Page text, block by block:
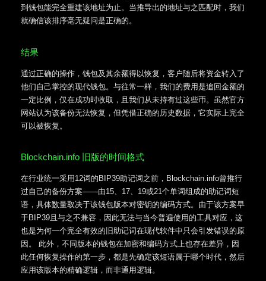
到钱包能完全重建该地址为止。当推导出的地址与之匹配时，我们
就确信该排序毫无疑问是正确的。
结果
通过正确的操作，钱包及其余额得以恢复，客户随后将资金转入了
他们自己掌控的现代钱包。与往常一样，我们的费用是追回金额的
一定比例，仅在成功时收取，且我们从未持有过这些币。虽然官方
网站认为该备份无法恢复，但凭借正确的历史数据，它实际上完全
可以被恢复。
Blockchain.info 旧版的时间格式
在行业统一采用12词的BIP39助记词之前，Blockchain.info曾推行
过自己的备份方案——由15、17、19或21个单词组成的助记词短
语，具体数量取决于该钱包版本对密钥的编码方式。由于该方案早
于BIP39且与之不兼容，因此无法与当今普遍使用的工具对应，这
也是为何一个完全有效的旧助记词在现代软件中只会引发错误的原
因。 此外，不同版本的钱包在加密和编码方式上也存在差异，因
此任何恢复操作的第一步，都是先确定该短语属于哪个时代，然后
应用该版本的精确逻辑，而非通用逻辑。